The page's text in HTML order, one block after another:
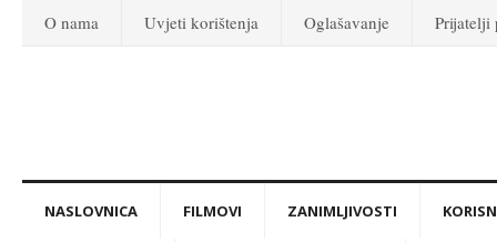
O nama Uvjeti korištenja Oglašavanje Prijatelji
NASLOVNICA FILMOVI ZANIMLJIVOSTI